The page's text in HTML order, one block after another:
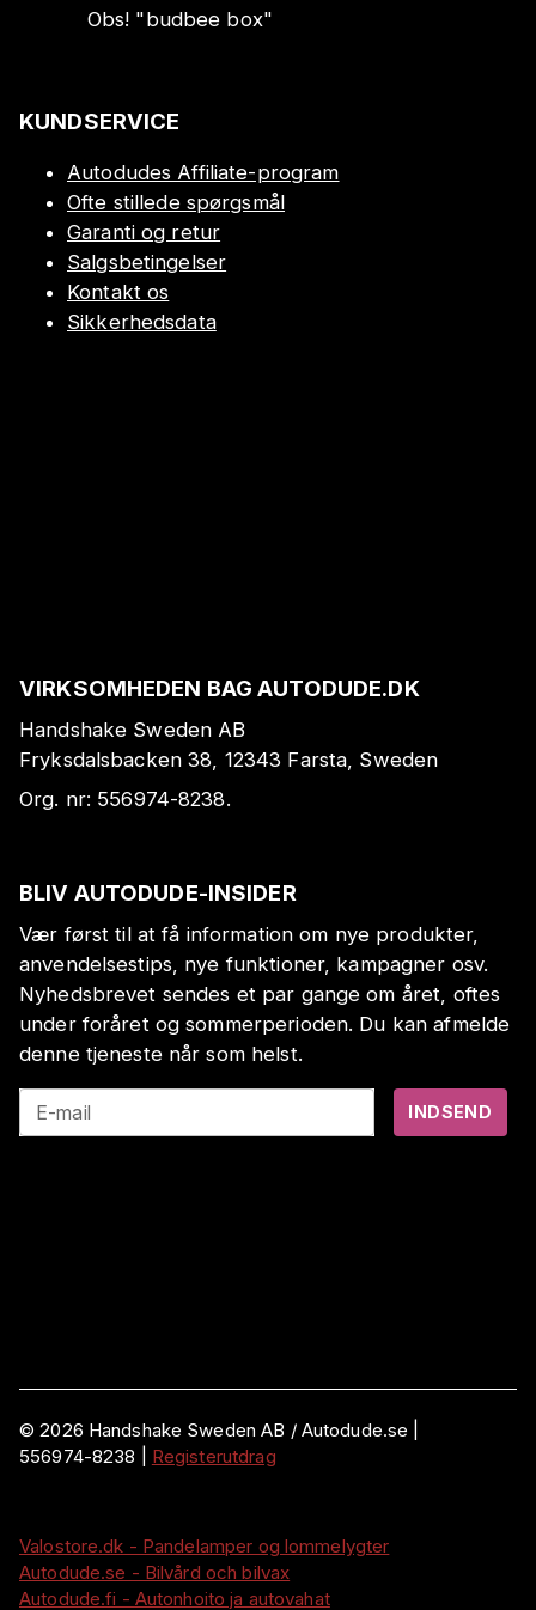
Obs! "budbee box"
KUNDSERVICE
Autodudes Affiliate-program
Ofte stillede spørgsmål
Garanti og retur
Salgsbetingelser
Kontakt os
Sikkerhedsdata
VIRKSOMHEDEN BAG AUTODUDE.DK
Handshake Sweden AB
Fryksdalsbacken 38, 12343 Farsta, Sweden
Org. nr: 556974-8238.
BLIV AUTODUDE-INSIDER
Vær først til at få information om nye produkter,
anvendelsestips, nye funktioner, kampagner osv.
Nyhedsbrevet sendes et par gange om året, oftes
under foråret og sommerperioden. Du kan afmelde
denne tjeneste når som helst.
E-mail INDSEND
©2026 Handshake Sweden AB / Autodude.se |
556974-8238
Registerutdrag
Valostore.dk - Pandelamper og lommelygter
Autodude.se - Bilvård och bilvax
Autodude.fi - Autonhoito ja autovahat